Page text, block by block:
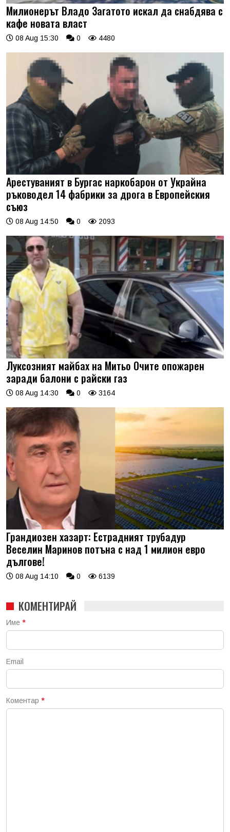
Милионерът Владо Загатото искал да снабдява с
кафе новата власт
08 Aug 15:30 0 4480
Арестуваният в Бургас наркобарон от Украйна
ръководел 14 фабрики за дрога в Европейския
съюз
08 Aug 14:50 0 2093
Луксозният майбах на Митьо Очите опожарен
заради балони с райски газ
08 Aug 14:30 0 3164
Грандиозен хазарт: Естрадният трубадур
Веселин Маринов потъна с над 1 милион евро
дългове!
08 Aug 14:10 0 6139
КОМЕНТИРАЙ
Име *
Email
Коментар *